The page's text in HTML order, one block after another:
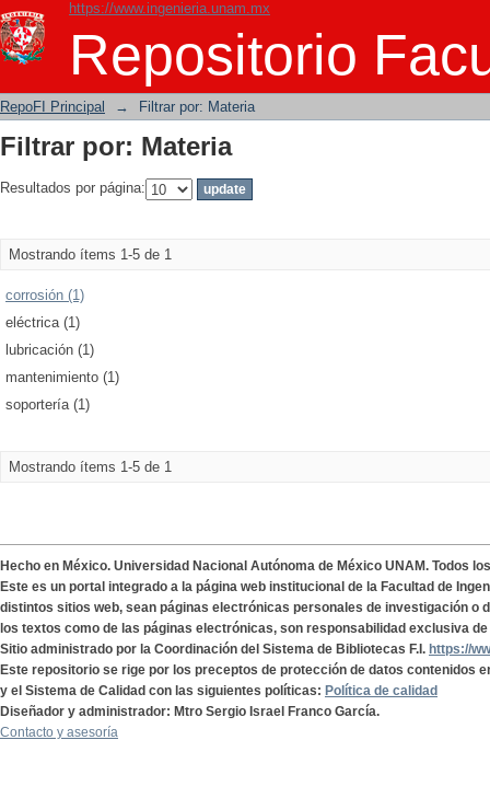
https://www.ingenieria.unam.mx
Repositorio
Filtrar por: Materia
RepoFI Principal → Filtrar por: Materia
Filtrar por: Materia
Resultados por página:
Mostrando ítems 1-5 de 1
corrosión (1)
eléctrica (1)
lubricación (1)
mantenimiento (1)
soportería (1)
Mostrando ítems 1-5 de 1
Hecho en México. Universidad Nacional Autónoma de México UNAM. Todos
Este es un portal integrado a la página web institucional de la Facultad de
distintos sitios web, sean páginas electrónicas personales de investigación o
los textos como de las páginas electrónicas, son responsabilidad exclusiva
Sitio administrado por la Coordinación del Sistema de Bibliotecas F.I. https://
Este repositorio se rige por los preceptos de protección de datos contenidos
y el Sistema de Calidad con las siguientes políticas: Política de calidad
Diseñador y administrador: Mtro Sergio Israel Franco García.
Contacto y asesoría